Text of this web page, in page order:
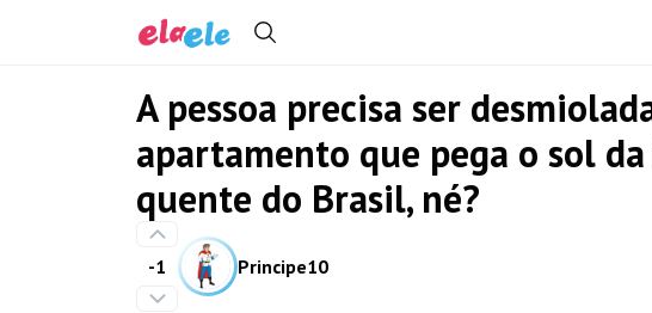
A pessoa precisa ser
apartamento que pega o sol
quente do Brasil, né?
-1 Principe10